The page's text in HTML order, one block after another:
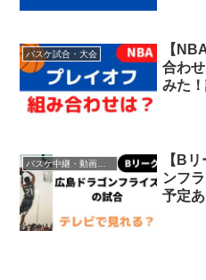
バスケ試合・大会
【
合わ
みた
バスケ中継・動画視聴方法
【B
ンフ
予定